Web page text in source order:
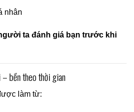
nhân
ta đánh giá bạn trước khi
bền theo thời gian
làm từ: